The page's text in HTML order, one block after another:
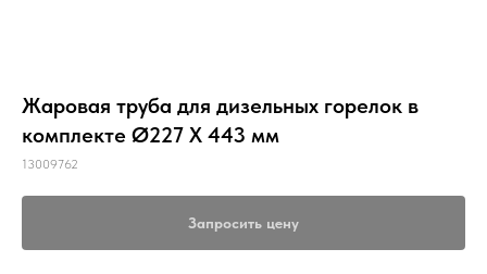
Жаровая труба для дизельных горелок в
комплекте Ø227 X 443 мм
13009762
Запросить цену